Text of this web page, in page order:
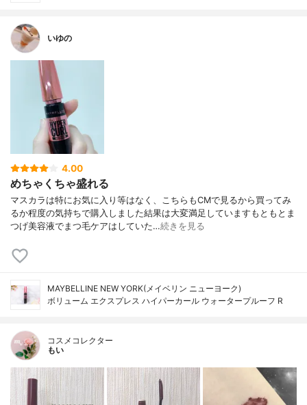
いゆの
4.00
めちゃくちゃ盛れる
マスカラは特にお気に入り等はなく、こちらもCMで見るから買ってみ
るか程度の気持ちで購入しました結果は大変満足していますもともとま
つげ美容液でまつ毛ケアはしていた…続きを見る
MAYBELLINE NEW YORK(メイベリン ニューヨーク)
ボリューム エクスプレス ハイパーカール ウォータープルーフ R
コスメコレクター
もい